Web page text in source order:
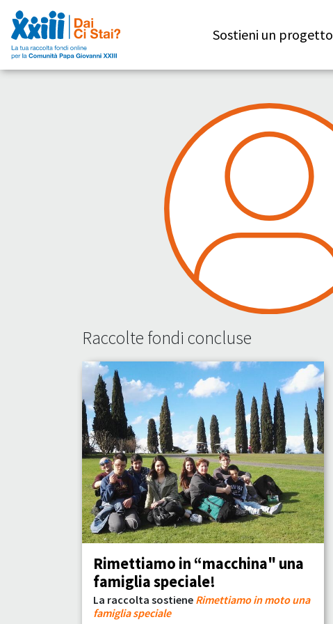
Sostieni un progetto
Raccolte fondi concluse
Rimettiamo in “macchina" una
famiglia speciale!
La raccolta sostiene Rimettiamo in moto una
famiglia speciale